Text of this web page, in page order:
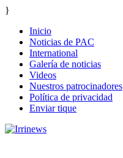
}
Inicio
Noticias de PAC
International
Galería de noticias
Videos
Nuestros patrocinadores
Política de privacidad
Enviar tique